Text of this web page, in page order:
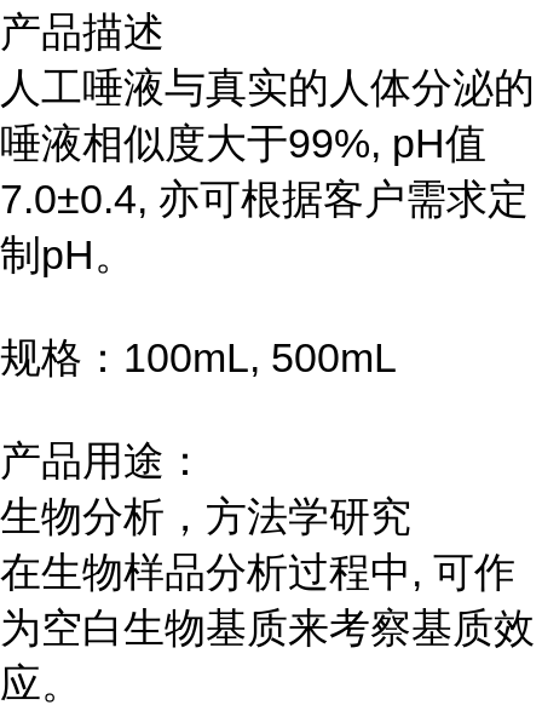
产品描述
人工唾液与真实的人体分泌的
唾液相似度大于99%, pH值
7.0±0.4, 亦可根据客户需求定
制pH。
规格：100mL, 500mL
产品用途：
生物分析，方法学研究
在生物样品分析过程中, 可作
为空白生物基质来考察基质效
应。